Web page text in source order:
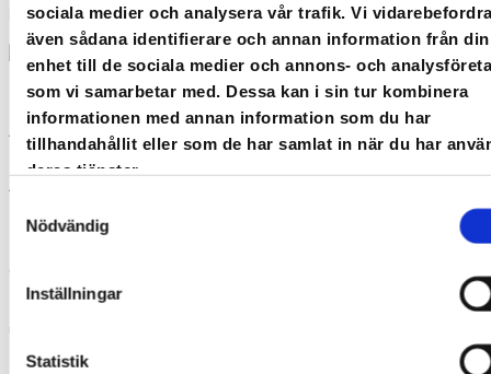
sociala medier och analysera vår trafik. Vi
även sådana identifierare och annan information från din
enhet till de sociala medier och annons- och
som vi samarbetar med. Dessa kan i sin tur kombinera
informationen med annan information som du har
tillhandahållit eller som de har samlat in när du har
deras tjänster.
Nödvändig
Inställningar
Statistik
kurspaket därifrån."
Sven BergströmVD,
Spindelfin AB